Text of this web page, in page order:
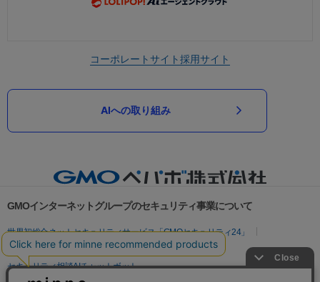
コーポレートサイト採用サイト
AIへの取り組み
GMOインターネットグループのセキュリティ事業について
世界初総合ネットセキュリティサービス「GMOセキュリティ24」
パスワード漏洩診断
Webサイトリスク診断
セキュリティ相談AIチャットボット